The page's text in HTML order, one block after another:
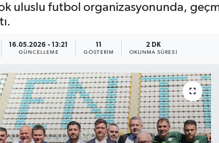
uluslu futbol organizasyonunda,
16.05.2026 - 13:21
GÜNCELLEME GÖSTERIM
2 DK
OKUNMA SÜRESI